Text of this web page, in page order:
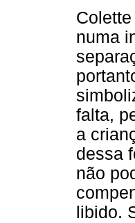
numa
falta,
a
dessa
não
libido.